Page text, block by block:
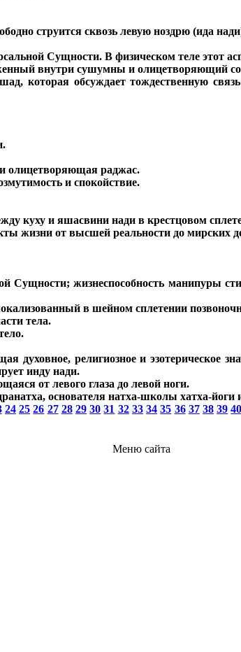
струится сквозь левую ноздрю (ида
Сущности. В физическом теле этот
внутри сушумны и олицетворяющий
которая обсуждает тождественную
олицетворяющая раджас.
и спокойствие.
куху и яшасвини нади в крестцовом
жизни от высшей реальности до мирских
Сущности; жизнеспособность манипуры
в шейном сплетении
тела.
религиозное и эзотерическое
инду нади.
от левого глаза до левой ноги.
основателя натха-школы хатха-йоги
24 25 26 27 28 29 30 31 32 33 34 35 36 37 38 39 40
Меню сайта